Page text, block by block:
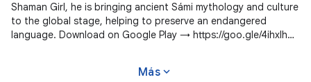
Shaman Girl, he is bringing ancient Sámi mythology and culture
to the global stage, helping to preserve an endangered
language. Download on Google Play → https://goo.gle/4ihxIhg
Más expand_more